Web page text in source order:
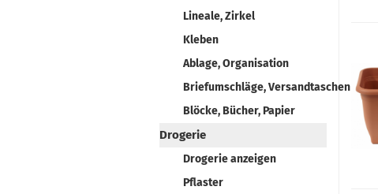
Lineale, Zirkel
Kleben
Ablage, Organisation
Briefumschläge, Versandtaschen
Blöcke, Bücher, Papier
Drogerie
Drogerie anzeigen
Pflaster